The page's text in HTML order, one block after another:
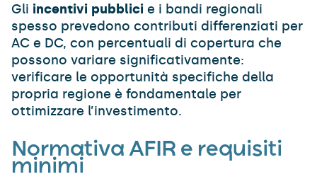
Gli incentivi pubblici e i bandi regionali
spesso prevedono contributi differenziati per
AC e DC, con percentuali di copertura che
possono variare significativamente:
verificare le opportunità specifiche della
propria regione è fondamentale per
ottimizzare l’investimento.
Normativa AFIR e requisiti
minimi